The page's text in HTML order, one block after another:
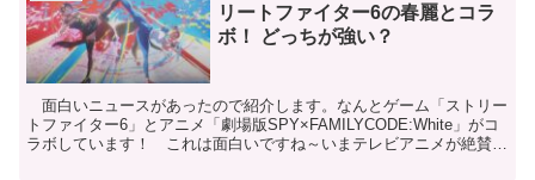
リートファイター6の春麗とコラ
ボ！ どっちが強い？
面白いニュースがあったので紹介します。なんとゲーム「ストリー
トファイター6」とアニメ「劇場版SPY×FAMILYCODE:White」がコ
ラボしています！ これは面白いですね～いまテレビアニメが絶賛放